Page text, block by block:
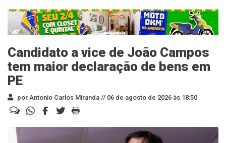
Candidato a vice de João Campos
tem maior declaração de bens em
PE
por Antonio Carlos Miranda // 06 de agosto de 2026 às 18:50